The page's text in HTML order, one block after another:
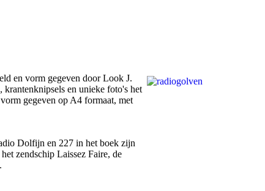
en vorm gegeven door Look J.
en unieke foto's het
gegeven op A4 formaat, met
Dolfijn en 227 in het boek zijn
zendschip Laissez Faire, de